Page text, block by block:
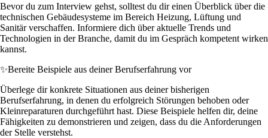
Bevor du zum Interview gehst, solltest du dir einen Überblick über die
technischen Gebäudesysteme im Bereich Heizung, Lüftung und
Sanitär verschaffen. Informiere dich über aktuelle Trends und
Technologien in der Branche, damit du im Gespräch kompetent wirken
kannst.
✨Bereite Beispiele aus deiner Berufserfahrung vor
Überlege dir konkrete Situationen aus deiner bisherigen
Berufserfahrung, in denen du erfolgreich Störungen behoben oder
Kleinreparaturen durchgeführt hast. Diese Beispiele helfen dir, deine
Fähigkeiten zu demonstrieren und zeigen, dass du die Anforderungen
der Stelle verstehst.